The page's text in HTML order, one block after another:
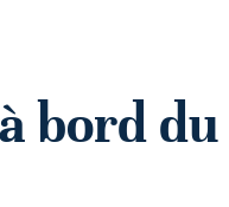
bord du